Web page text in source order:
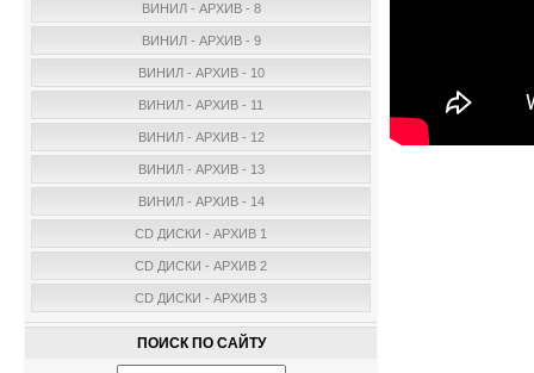
ВИНИЛ - АРХИВ - 8
ВИНИЛ - АРХИВ - 9
ВИНИЛ - АРХИВ - 10
ВИНИЛ - АРХИВ - 11
ВИНИЛ - АРХИВ - 12
ВИНИЛ - АРХИВ - 13
ВИНИЛ - АРХИВ - 14
CD ДИСКИ - АРХИВ 1
CD ДИСКИ - АРХИВ 2
CD ДИСКИ - АРХИВ 3
ПОИСК ПО САЙТУ